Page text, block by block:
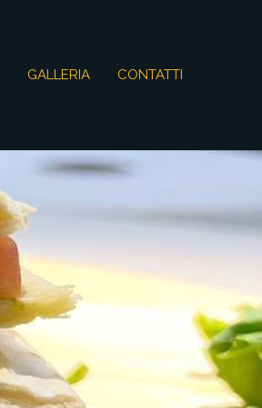
GALLERIA CONTATTI